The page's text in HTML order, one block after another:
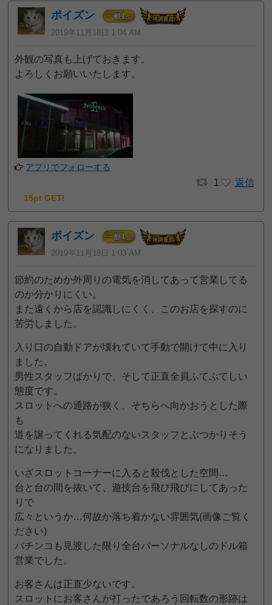
ポイズン 一般1位
2019年11月18日 1:04 AM
外観の写真も上げておきます。
よろしくお願いいたします。
アプリでフォローする
1 返信
15pt GET!
ポイズン 一般1位
2019年11月18日 1:03 AM
節約のためか外周りの電気を消してあって営業してる
のか分かりにくい。
また遠くから店を認識しにくく、このお店を探すのに
苦労しました。
入り口の自動ドアが壊れていて手動で開けて中に入り
ました。
男性スタッフばかりで、そして正直全員ふてぶてしい
態度です。
スロットへの通路が狭く、そちらへ向かおうとした際
も
道を譲ってくれる気配のないスタッフとぶつかりそう
になりました。
いざスロットコーナーに入ると殺伐とした空間…
台と台の間を抜いて、遊技台を飛び飛びにしてあった
りで
広々というか…何故か落ち着かない雰囲気(画像ご覧く
ださい)
パチンコも見渡した限り全台パーソナルなしのドル箱
営業でした。
お客さんは正直少ないです。
スロットにお客さんが打ったであろう回転数の形跡は